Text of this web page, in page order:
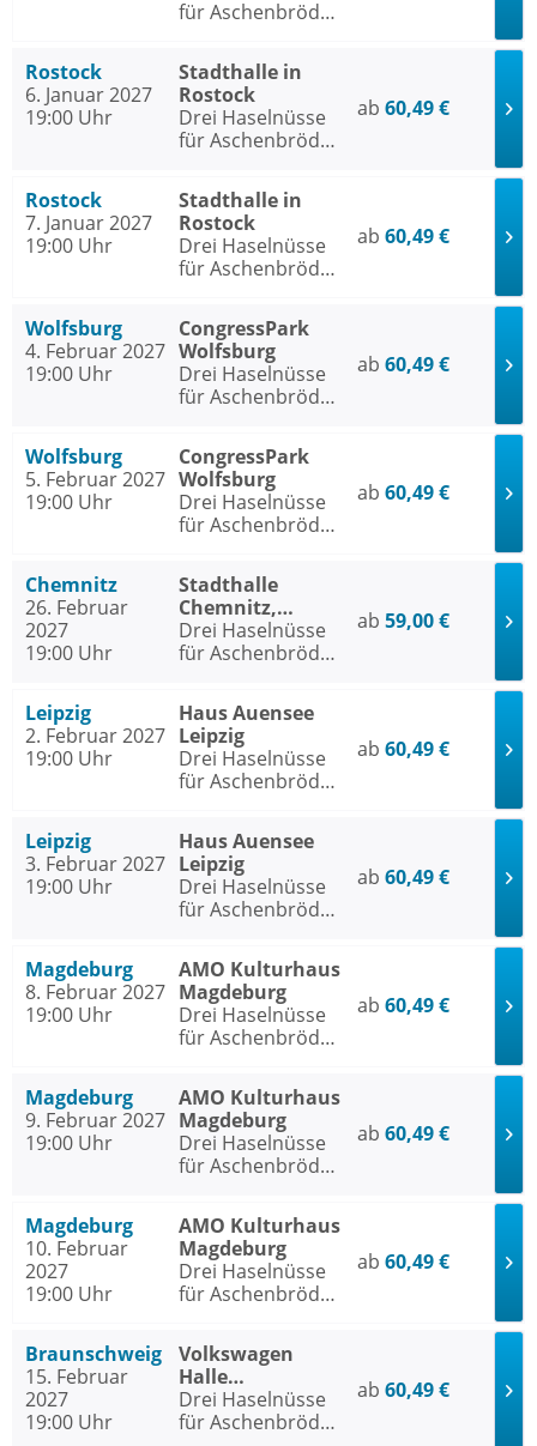
für Aschenbrödel
Rostock
6. Januar 2027
19:00 Uhr
Stadthalle in
Rostock
Drei Haselnüsse
für Aschenbrödel
ab 60,49 €
Rostock
7. Januar 2027
19:00 Uhr
Stadthalle in
Rostock
Drei Haselnüsse
für Aschenbrödel
ab 60,49 €
Wolfsburg
4. Februar 2027
19:00 Uhr
CongressPark
Wolfsburg
Drei Haselnüsse
für Aschenbrödel
ab 60,49 €
Wolfsburg
5. Februar 2027
19:00 Uhr
CongressPark
Wolfsburg
Drei Haselnüsse
für Aschenbrödel
ab 60,49 €
Chemnitz
26. Februar
2027
19:00 Uhr
Stadthalle
Chemnitz,
Stadthallen-Saal
Drei Haselnüsse
für Aschenbrödel
ab 59,00 €
Leipzig
2. Februar 2027
19:00 Uhr
Haus Auensee
Leipzig
Drei Haselnüsse
für Aschenbrödel
ab 60,49 €
Leipzig
3. Februar 2027
19:00 Uhr
Haus Auensee
Leipzig
Drei Haselnüsse
für Aschenbrödel
ab 60,49 €
Magdeburg
8. Februar 2027
19:00 Uhr
AMO Kulturhaus
Magdeburg
Drei Haselnüsse
für Aschenbrödel
ab 60,49 €
Magdeburg
9. Februar 2027
19:00 Uhr
AMO Kulturhaus
Magdeburg
Drei Haselnüsse
für Aschenbrödel
ab 60,49 €
Magdeburg
10. Februar
2027
19:00 Uhr
AMO Kulturhaus
Magdeburg
Drei Haselnüsse
für Aschenbrödel
ab 60,49 €
Braunschweig
15. Februar
2027
19:00 Uhr
Volkswagen
Halle
Braunschweig
Drei Haselnüsse
für Aschenbrödel
ab 60,49 €